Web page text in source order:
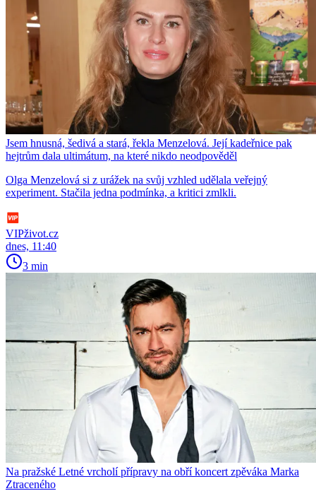
Jsem hnusná, šedivá a stará, řekla Menzelová. Její kadeřnice pak
hejtrům dala ultimátum, na které nikdo neodpověděl
Olga Menzelová si z urážek na svůj vzhled udělala veřejný
experiment. Stačila jedna podmínka, a kritici zmlkli.
VIPživot.cz
dnes, 11:40
3 min
Na pražské Letné vrcholí přípravy na obří koncert zpěváka Marka
Ztraceného